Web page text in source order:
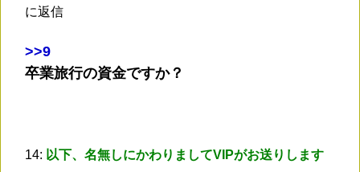
に返信
>>9
卒業旅行の資金ですか？
14: 以下、名無しにかわりましてVIPがお送りします